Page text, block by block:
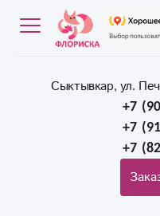
Сыктывкар, ул.
+7
+7
+7